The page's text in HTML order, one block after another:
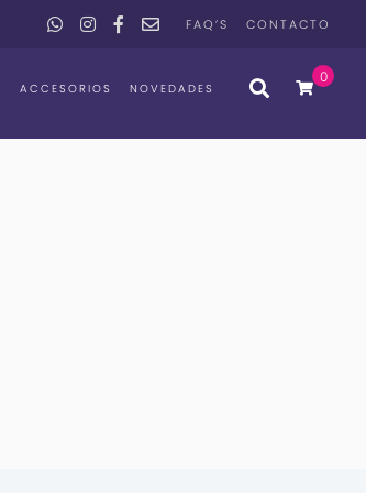
FAQ’S CONTACTO
ACCESORIOS NOVEDADES
0